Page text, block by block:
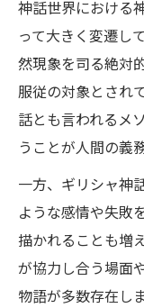
神話世界における
って大きく変遷し
然現象を司る絶対
服従の対象とされ
話とも言われるメ
うことが人間の義
一方、ギリシャ神
ような感情や失敗
描かれることも増
が協力し合う場面
物語が多数存在し